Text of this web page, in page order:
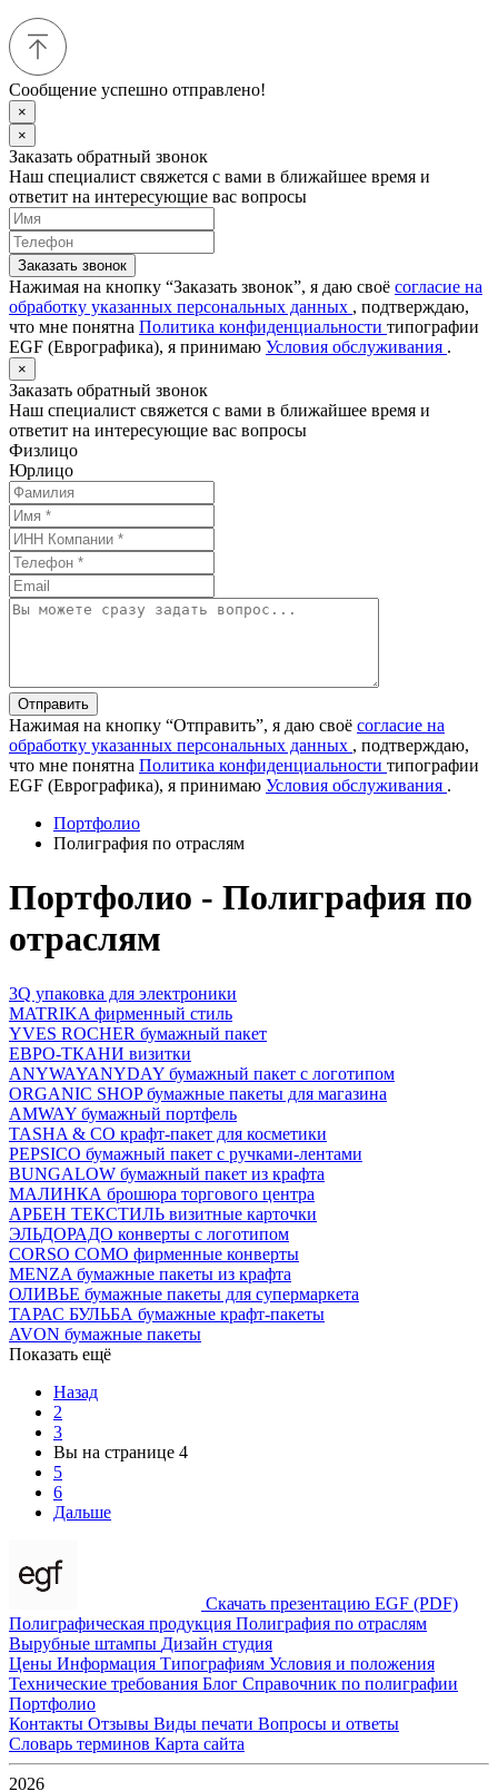
Сообщение успешно отправлено!
×
×
Заказать обратный звонок
Наш специалист свяжется с вами в ближайшее время и
ответит на интересующие вас вопросы
Заказать звонок
Нажимая на кнопку “Заказать звонок”, я даю своё согласие на
обработку указанных персональных данных , подтверждаю,
что мне понятна Политика конфиденциальности типографии
EGF (Еврографика), я принимаю Условия обслуживания .
×
Заказать обратный звонок
Наш специалист свяжется с вами в ближайшее время и
ответит на интересующие вас вопросы
Физлицо
Юрлицо
Отправить
Нажимая на кнопку “Отправить”, я даю своё согласие на
обработку указанных персональных данных , подтверждаю,
что мне понятна Политика конфиденциальности типографии
EGF (Еврографика), я принимаю Условия обслуживания .
Портфолио
Полиграфия по отраслям
Портфолио - Полиграфия по
отраслям
3Q упаковка для электроники
MATRIKA фирменный стиль
YVES ROCHER бумажный пакет
ЕВРО-ТКАНИ визитки
ANYWAYANYDAY бумажный пакет с логотипом
ORGANIC SHOP бумажные пакеты для магазина
AMWAY бумажный портфель
TASHA & CO крафт-пакет для косметики
PEPSICO бумажный пакет с ручками-лентами
BUNGALOW бумажный пакет из крафта
МАЛИНКА брошюра торгового центра
АРБЕН ТЕКСТИЛЬ визитные карточки
ЭЛЬДОРАДО конверты с логотипом
CORSO COMO фирменные конверты
MENZA бумажные пакеты из крафта
ОЛИВЬЕ бумажные пакеты для супермаркета
ТАРАС БУЛЬБА бумажные крафт-пакеты
AVON бумажные пакеты
Показать ещё
Назад
2
3
Вы на странице 4
5
6
Дальше
Скачать презентацию EGF (PDF)
Полиграфическая продукция Полиграфия по отраслям
Вырубные штампы Дизайн студия
Цены Информация Типографиям Условия и положения
Технические требования Блог Справочник по полиграфии
Портфолио
Контакты Отзывы Виды печати Вопросы и ответы
Словарь терминов Карта сайта
2026